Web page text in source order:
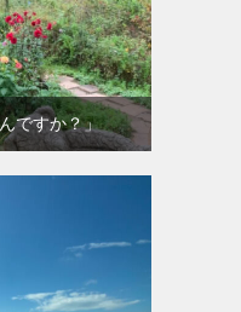
ですか？」